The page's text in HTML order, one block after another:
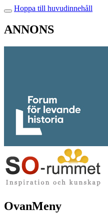
Hoppa till huvudinnehåll
ANNONS
OvanMeny